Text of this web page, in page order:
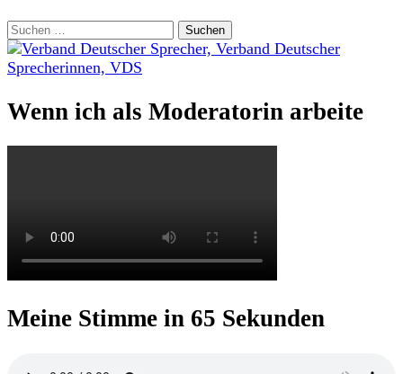
Suchen
nach:
Wenn ich als Moderatorin arbeite
Meine Stimme in 65 Sekunden